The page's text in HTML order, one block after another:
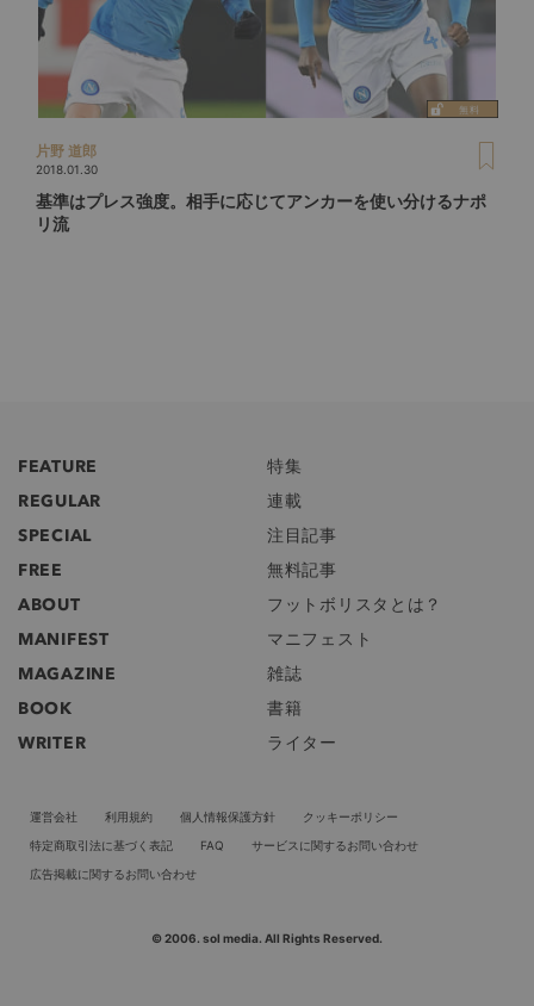
片野 道郎
2018.01.30
基準はプレス強度。相手に応じてアンカーを使い分けるナポ
リ流
FEATURE
特集
REGULAR
連載
SPECIAL
注目記事
FREE
無料記事
ABOUT
フットボリスタとは？
MANIFEST
マニフェスト
MAGAZINE
雑誌
BOOK
書籍
WRITER
ライター
運営会社 利用規約 個人情報保護方針
クッキーポリシー
特定商取引法に基づく表記
FAQ
サービスに関するお問い合わせ
広告掲載に関するお問い合わせ
© 2006. sol media. All Rights Reserved.